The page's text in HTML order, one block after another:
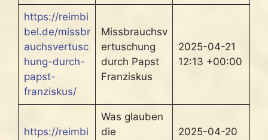
https://reimbi
bel.de/missbr
auchsvertusc
hung-durch-
papst-
franziskus/
Missbrauchsv
ertuschung
durch Papst
Franziskus
2025-04-21
12:13 +00:00
https://reimbi
Was glauben
die
2025-04-20